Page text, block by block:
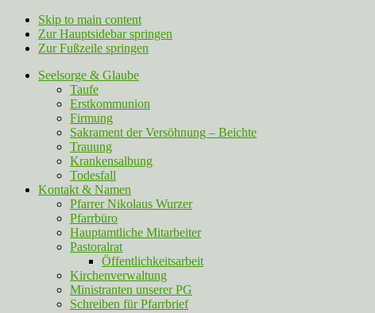
Skip to main content
Zur Hauptsidebar springen
Zur Fußzeile springen
Seelsorge & Glaube
Taufe
Erstkommunion
Firmung
Sakrament der Versöhnung – Beichte
Trauung
Krankensalbung
Todesfall
Kontakt & Namen
Pfarrer Nikolaus Wurzer
Pfarrbüro
Hauptamtliche Mitarbeiter
Pastoralrat
Öffentlichkeitsarbeit
Kirchenverwaltung
Ministranten unserer PG
Schreiben für Pfarrbrief